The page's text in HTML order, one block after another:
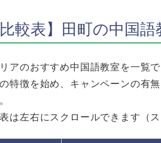
比較表】田町の中国
アのおすすめ中国語教室を一覧
特徴を始め、キャンペーンの有
は左右にスクロールできます（ス